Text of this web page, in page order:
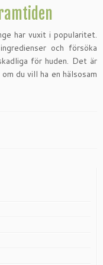
har vuxit i popularitet.
och försöka
för huden. Det är
du vill ha en hälsosam